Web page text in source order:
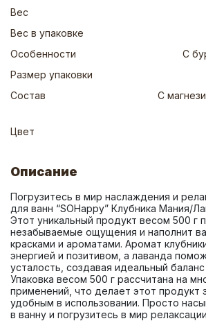
Вес
Вес в упаковке
Особенности
С
Размер упаковки
Состав
С
Цвет
Описание
Погрузитесь в мир наслаждения и
для ванн “SOHappy” Клубника Мания/
Этот уникальный продукт весом 500 г
незабываемые ощущения и наполнит
красками и ароматами. Аромат
энергией и позитивом, а лаванда
усталость, создавая идеальный
Упаковка весом 500 г рассчитана на
применений, что делает этот продукт
удобным в использовании. Просто
в ванну и погрузитесь в мир